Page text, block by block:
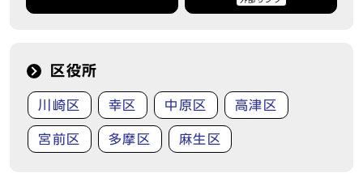
区役所
川崎区 幸区 中原区 高津区
宮前区 多摩区 麻生区